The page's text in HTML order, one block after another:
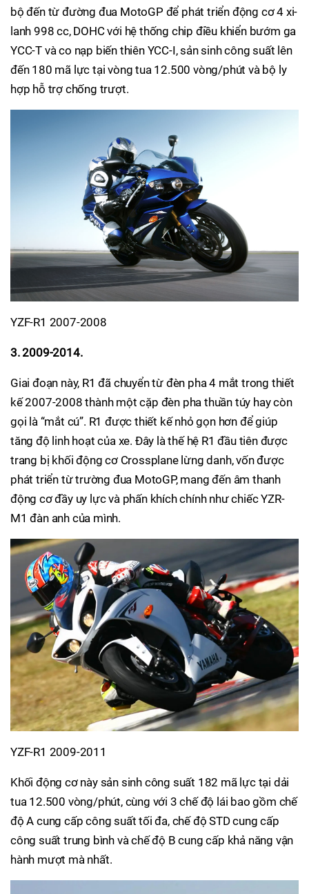
bộ đến từ đường đua MotoGP để phát triển động cơ 4 xi-
lanh 998 cc, DOHC với hệ thống chip điều khiển bướm ga
YCC-T và co nạp biến thiên YCC-I, sản sinh công suất lên
đến 180 mã lực tại vòng tua 12.500 vòng/phút và bộ ly
hợp hỗ trợ chống trượt.
YZF-R1 2007-2008
3. 2009-2014.
Giai đoạn này, R1 đã chuyển từ đèn pha 4 mắt trong thiết
kế 2007-2008 thành một cặp đèn pha thuần túy hay còn
gọi là “mắt cú”. R1 được thiết kế nhỏ gọn hơn để giúp
tăng độ linh hoạt của xe. Đây là thế hệ R1 đầu tiên được
trang bị khối động cơ Crossplane lừng danh, vốn được
phát triển từ trường đua MotoGP, mang đến âm thanh
động cơ đầy uy lực và phấn khích chính như chiếc YZR-
M1 đàn anh của mình.
YZF-R1 2009-2011
Khối động cơ này sản sinh công suất 182 mã lực tại dải
tua 12.500 vòng/phút, cùng với 3 chế độ lái bao gồm chế
độ A cung cấp công suất tối đa, chế độ STD cung cấp
công suất trung bình và chế độ B cung cấp khả năng vận
hành mượt mà nhất.